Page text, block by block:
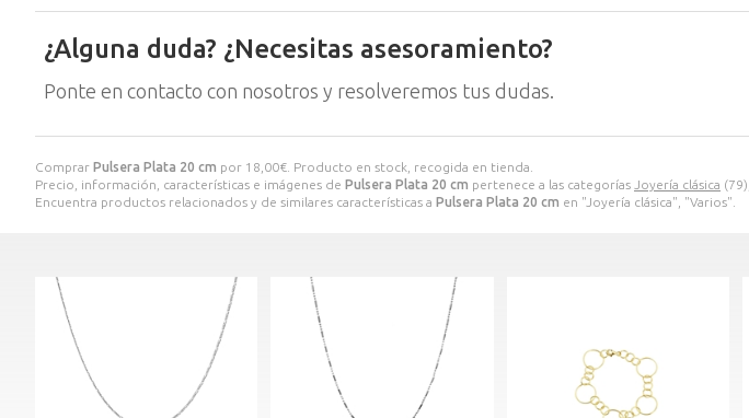
Comprar Pulsera Plata 20 cm por 18,00€ . Producto en stock, recogida en tienda.
Precio, información, características e imágenes de Pulsera Plata 20 cm pertenece a las categorías Joyería clásica (79),
Encuentra productos relacionados y de similares características a Pulsera Plata 20 cm en "Joyería clásica", "Varios".
¿Alguna duda? ¿Necesitas asesoramiento?
Ponte en contacto con nosotros y resolveremos tus dudas.